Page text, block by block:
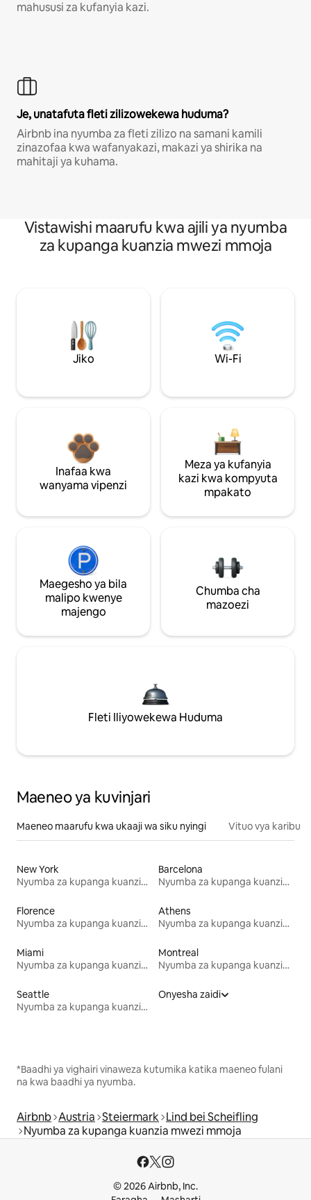
mahususi za kufanyia kazi.
Je, unatafuta fleti zilizowekewa huduma?
Airbnb ina nyumba za fleti zilizo na samani kamili
zinazofaa kwa wafanyakazi, makazi ya shirika na
mahitaji ya kuhama.
Vistawishi maarufu kwa ajili ya nyumba
za kupanga kuanzia mwezi mmoja
Jiko Wi-Fi
Inafaa kwa
wanyama vipenzi
Meza ya kufanyia
kazi kwa kompyuta
mpakato
Maegesho ya bila
malipo kwenye
majengo
Chumba cha
mazoezi
Fleti Iliyowekewa Huduma
Maeneo ya kuvinjari
Maeneo maarufu kwa ukaaji wa siku nyingi Vituo vya karibu
New York
Nyumba za kupanga kuanzia mwezi mmoja
Barcelona
Nyumba za kupanga kuanzia mwezi mmoja
Florence
Nyumba za kupanga kuanzia mwezi mmoja
Athens
Nyumba za kupanga kuanzia mwezi mmoja
Miami
Nyumba za kupanga kuanzia mwezi mmoja
Montreal
Nyumba za kupanga kuanzia mwezi mmoja
Seattle
Nyumba za kupanga kuanzia mwezi mmoja
Onyesha zaidi
*Baadhi ya vighairi vinaweza kutumika katika maeneo fulani
na kwa baadhi ya nyumba.
Airbnb Austria Steiermark Lind bei Scheifling
Nyumba za kupanga kuanzia mwezi mmoja
© 2026 Airbnb, Inc.